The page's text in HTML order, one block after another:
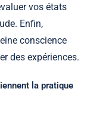
vos états
Enfin,
conscience
des expériences.
la pratique